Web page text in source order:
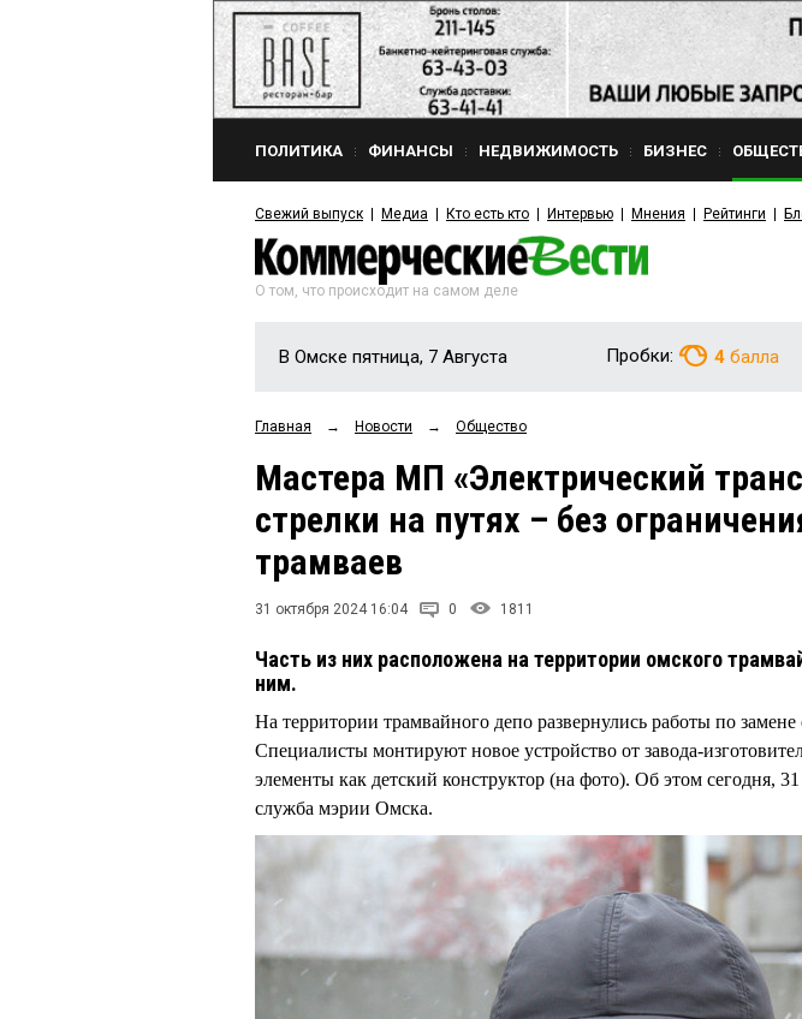
ПОЛИТИКА ФИНАНСЫ НЕДВИЖИМОСТЬ БИЗНЕС
Свежий выпуск Медиа Кто есть кто Интервью Мнения Рейтинги
О том, что происходит на самом деле
В Омске пятница, 7 Августа Пробки: 4 балла
Главная → Новости → Общество
Мастера МП «Электрический
стрелки на путях – без
трамваев
31 октября 2024 16:04 0 1811
Часть из них расположена на территории омского
ним.
На территории трамвайного депо развернулись работы по замене
Специалисты монтируют новое устройство от завода-
элементы как детский конструктор (на фото). Об этом сегодня,
служба мэрии Омска.